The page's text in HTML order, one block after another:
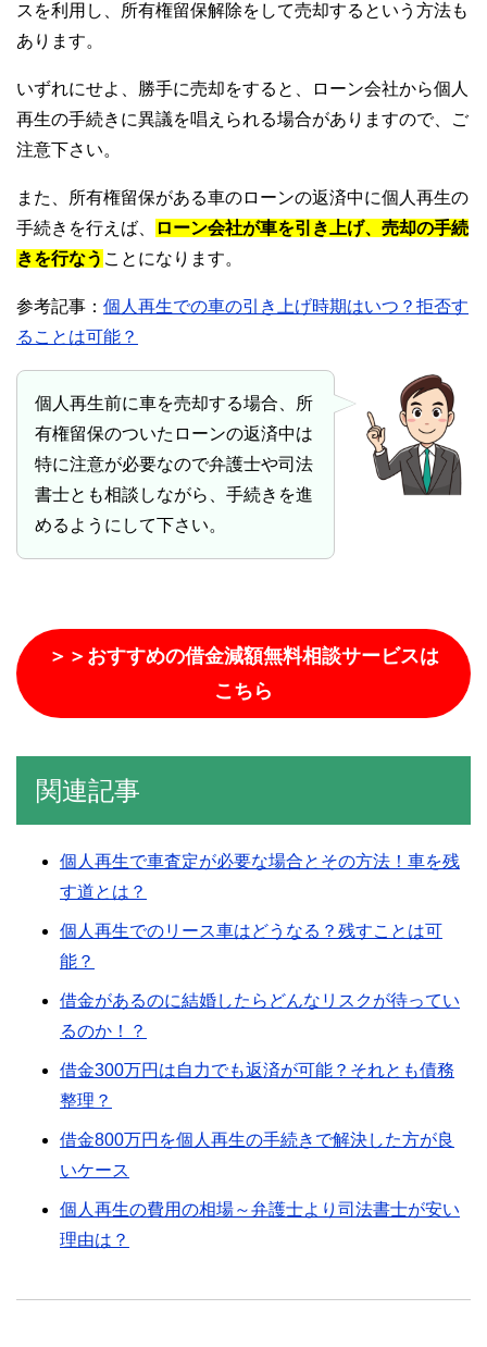
スを利用し、所有権留保解除をして売却するという方法も
あります。
いずれにせよ、勝手に売却をすると、ローン会社から個人
再生の手続きに異議を唱えられる場合がありますので、ご
注意下さい。
また、所有権留保がある車のローンの返済中に個人再生の
手続きを行えば、
ローン会社が車を引き上げ、売却の手続
きを行なう ことになります。
参考記事： 個人再生での車の引き上げ時期はいつ？拒否す
ることは可能？
個人再生前に車を売却する場合、所
有権留保のついたローンの返済中は
特に注意が必要なので弁護士や司法
書士とも相談しながら、手続きを進
めるようにして下さい。
＞＞おすすめの借金減額無料相談サービスは
こちら
関連記事
個人再生で車査定が必要な場合とその方法！車を残
す道とは？
個人再生でのリース車はどうなる？残すことは可
能？
借金があるのに結婚したらどんなリスクが待ってい
るのか！？
借金300万円は自力でも返済が可能？それとも債務
整理？
借金800万円を個人再生の手続きで解決した方が良
いケース
個人再生の費用の相場～弁護士より司法書士が安い
理由は？